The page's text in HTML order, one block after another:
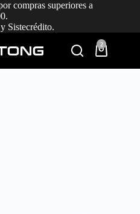
compras superiores a
Sistecrédito.
Carro
de
compra
2